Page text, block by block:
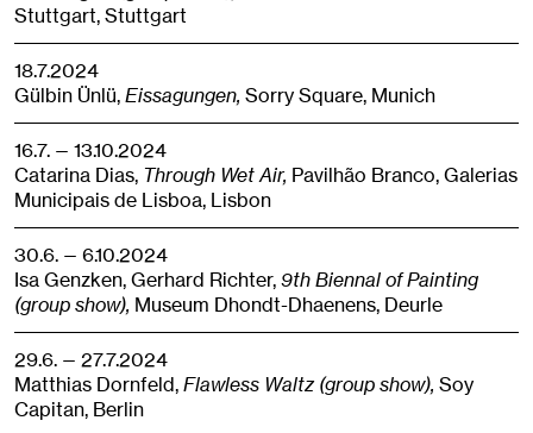
Stuttgart,Stuttgart
18.7.2024
Gülbin Ünlü,Eissagungen, Sorry Square, Munich
16.7. — 13.10.2024
Catarina Dias, Through Wet Air, Pavilhão Branco, Galerias
Municipais de Lisboa, Lisbon
30.6. — 6.10.2024
Isa Genzken, Gerhard Richter,9th Biennal of Painting
(group show), Museum Dhondt-Dhaenens, Deurle
29.6. — 27.7.2024
Matthias Dornfeld,Flawless Waltz (group show), Soy
Capitan, Berlin